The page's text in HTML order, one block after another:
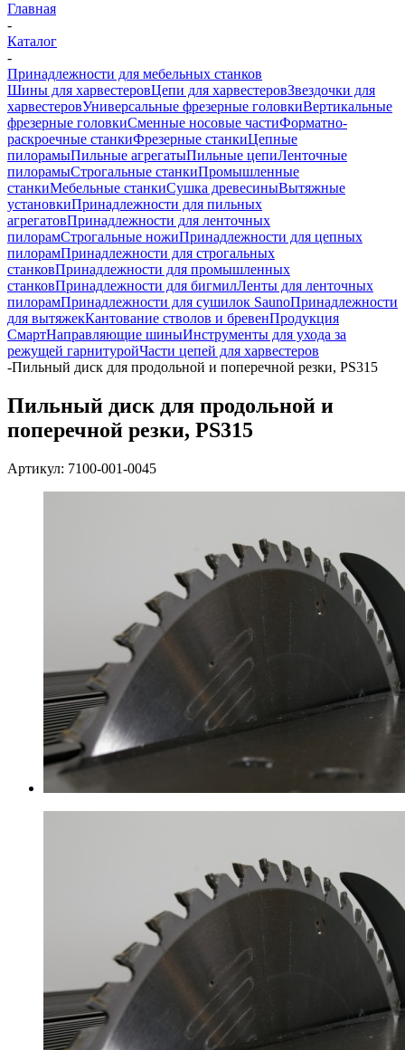
Главная
-
Каталог
-
Принадлежности для мебельных станков
Шины для харвестеровЦепи для харвестеровЗвездочки для
харвестеровУниверсальные фрезерные головкиВертикальные
фрезерные головкиСменные носовые частиФорматно-
раскроечные станкиФрезерные станкиЦепные
пилорамыПильные агрегатыПильные цепиЛенточные
пилорамыСтрогальные станкиПромышленные
станкиМебельные станкиСушка древесиныВытяжные
установкиПринадлежности для пильных
агрегатовПринадлежности для ленточных
пилорамСтрогальные ножиПринадлежности для цепных
пилорамПринадлежности для строгальных
станковПринадлежности для промышленных
станковПринадлежности для бигмилЛенты для ленточных
пилорамПринадлежности для сушилок SaunoПринадлежности
для вытяжекКантование стволов и бревенПродукция
СмартНаправляющие шиныИнструменты для ухода за
режущей гарнитуройЧасти цепей для харвестеров
-Пильный диск для продольной и поперечной резки, PS315
Пильный диск для продольной и
поперечной резки, PS315
Артикул: 7100-001-0045